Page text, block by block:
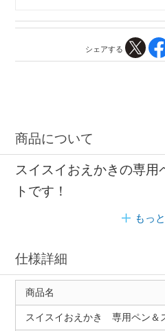
シェアする
商品について
スイスイおえかきの専用
トです！
もっ
仕様詳細
商品名
スイスイおえかき 専用ペン＆